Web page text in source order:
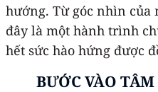
hướng. Từ góc nhìn của
đây là một hành trình
hết sức hào hứng được
BƯỚC VÀO